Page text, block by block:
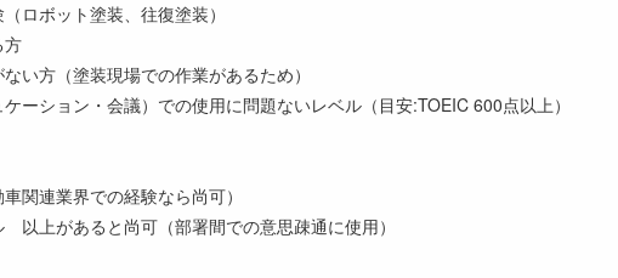
ロボット塗装、往復塗装）
方
い方（塗装現場での作業があるため）
ーション・会議）での使用に問題ないレベル（目安:TOEIC 600点以上）
関連業界での経験なら尚可）
以上があると尚可（部署間での意思疎通に使用）